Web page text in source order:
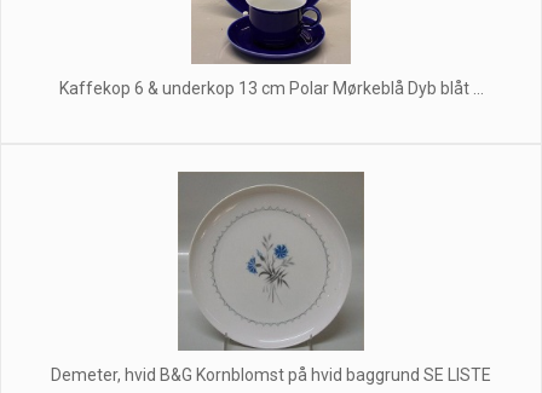
Kaffekop 6 & underkop 13 cm Polar Mørkeblå Dyb blåt ...
Demeter, hvid B&G Kornblomst på hvid baggrund SE LISTE